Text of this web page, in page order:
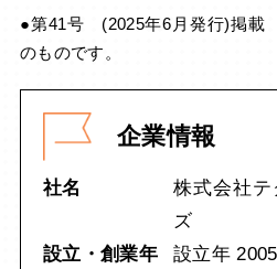
●第41号 (2025年6月発行)掲
のものです。
企業情報
社名
株式会社
ズ
設立・創業年
設立年